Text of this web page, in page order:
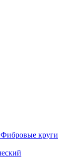
Фибровые круги